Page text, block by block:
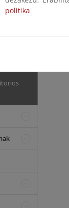
politika